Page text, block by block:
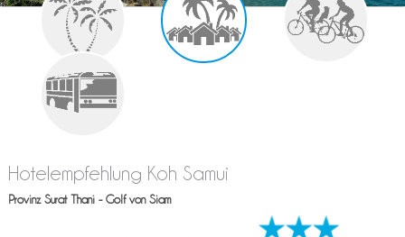
Hotelempfehlung Koh Samui
Provinz Surat Thani - Golf von Siam